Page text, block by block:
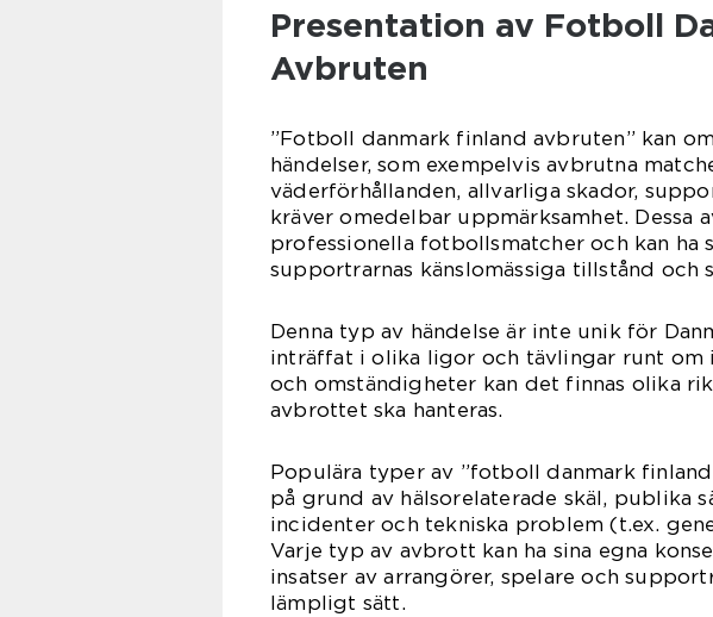
Presentation av Fotboll
Avbruten
”Fotboll danmark finland avbruten” kan
händelser, som exempelvis avbrutna
väderförhållanden, allvarliga skador,
kräver omedelbar uppmärksamhet. Dessa
professionella fotbollsmatcher och kan ha
supportrarnas känslomässiga tillstånd och
Denna typ av händelse är inte unik för
inträffat i olika ligor och tävlingar runt om
och omständigheter kan det finnas olika
avbrottet ska hanteras.
Populära typer av ”fotboll danmark
på grund av hälsorelaterade skäl, publika
incidenter och tekniska problem (t.ex.
Varje typ av avbrott kan ha sina egna
insatser av arrangörer, spelare och
lämpligt sätt.